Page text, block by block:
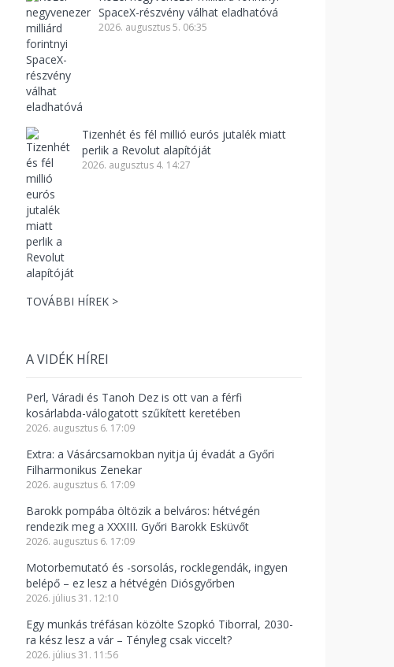
SpaceX-részvény válhat eladhatóvá
2026. augusztus 5. 06:35
Tizenhét és fél millió eurós jutalék miatt
perlik a Revolut alapítóját
2026. augusztus 4. 14:27
TOVÁBBI HÍREK >
A VIDÉK HÍREI
Perl, Váradi és Tanoh Dez is ott van a férfi
kosárlabda-válogatott szűkített keretében
2026. augusztus 6. 17:09
Extra: a Vásárcsarnokban nyitja új évadát a Győri
Filharmonikus Zenekar
2026. augusztus 6. 17:09
Barokk pompába öltözik a belváros: hétvégén
rendezik meg a XXXIII. Győri Barokk Esküvőt
2026. augusztus 6. 17:09
Motorbemutató és -sorsolás, rocklegendák, ingyen
belépő – ez lesz a hétvégén Diósgyőrben
2026. július 31. 12:10
Egy munkás tréfásan közölte Szopkó Tiborral, 2030-
ra kész lesz a vár – Tényleg csak viccelt?
2026. július 31. 11:56